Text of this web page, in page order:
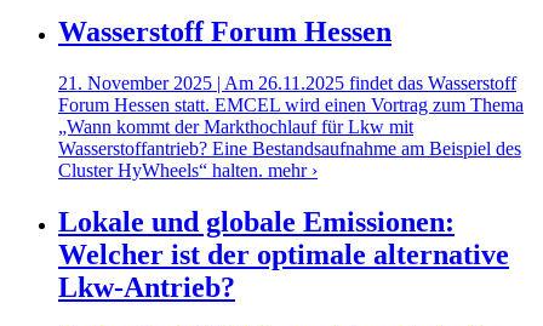
Wasserstoff Forum Hessen
21. November 2025 | Am 26.11.2025 findet das Wasserstoff
Forum Hessen statt. EMCEL wird einen Vortrag zum Thema
„Wann kommt der Markthochlauf für Lkw mit
Wasserstoffantrieb? Eine Bestandsaufnahme am Beispiel des
Cluster HyWheels“ halten. mehr ›
Lokale und globale Emissionen:
Welcher ist der optimale alternative
Lkw-Antrieb?